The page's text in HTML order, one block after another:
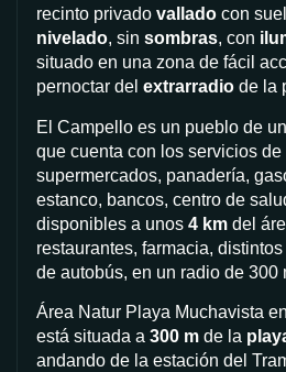
recinto privado vallado con
nivelado, sin sombras, con
situado en una zona de fácil
pernoctar del extrarradio de la
El Campello es un pueblo de
que cuenta con los servicios de
supermercados, panadería,
estanco, bancos, centro de
disponibles a unos 4 km del
restaurantes, farmacia,
de autobús, en un radio de 300
Área Natur Playa Muchavista
está situada a 300 m de la
andando de la estación del